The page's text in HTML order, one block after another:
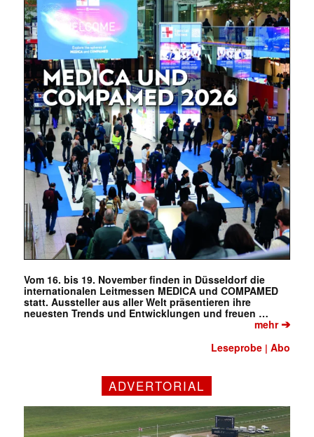
Vom 16. bis 19. November finden in Düsseldorf die
internationalen Leitmessen MEDICA und COMPAMED
statt. Aussteller aus aller Welt präsentieren ihre
neuesten Trends und Entwicklungen und freuen …
mehr➔
Leseprobe |Abo
ADVERTORIAL